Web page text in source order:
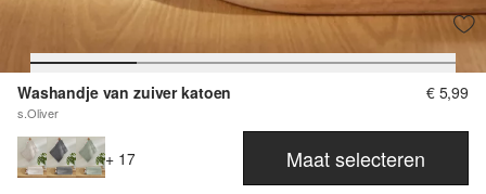
Washandje van zuiver katoen
s.Oliver
€ 5,99
+ 17 Maat selecteren